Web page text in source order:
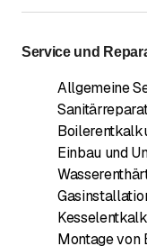
Service und
Allgemeine
Einbau und
Montage von